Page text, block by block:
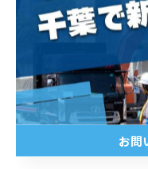
実際に補助金を活用
総費用の3割程度が
理の一環として、補
しょう。
お問